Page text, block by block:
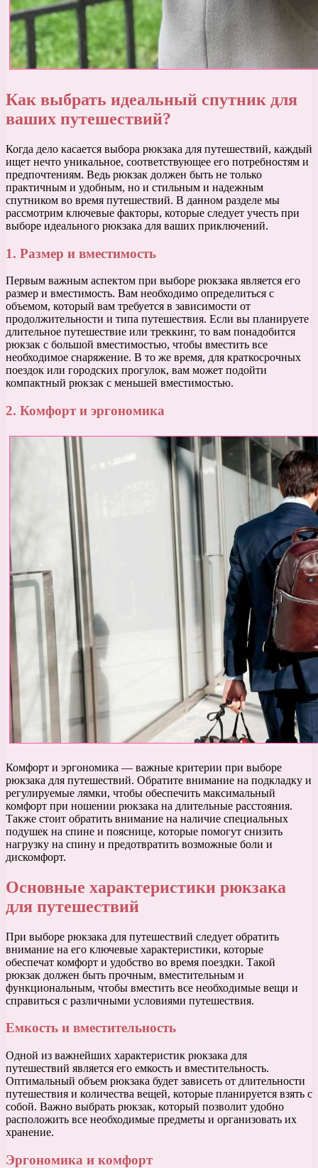
Как выбрать идеальный спутник для
ваших путешествий?
Когда дело касается выбора рюкзака для путешествий, каждый
ищет нечто уникальное, соответствующее его потребностям и
предпочтениям. Ведь рюкзак должен быть не только
практичным и удобным, но и стильным и надежным
спутником во время путешествий. В данном разделе мы
рассмотрим ключевые факторы, которые следует учесть при
выборе идеального рюкзака для ваших приключений.
1. Размер и вместимость
Первым важным аспектом при выборе рюкзака является его
размер и вместимость. Вам необходимо определиться с
объемом, который вам требуется в зависимости от
продолжительности и типа путешествия. Если вы планируете
длительное путешествие или треккинг, то вам понадобится
рюкзак с большой вместимостью, чтобы вместить все
необходимое снаряжение. В то же время, для краткосрочных
поездок или городских прогулок, вам может подойти
компактный рюкзак с меньшей вместимостью.
2. Комфорт и эргономика
Комфорт и эргономика — важные критерии при выборе
рюкзака для путешествий. Обратите внимание на подкладку и
регулируемые лямки, чтобы обеспечить максимальный
комфорт при ношении рюкзака на длительные расстояния.
Также стоит обратить внимание на наличие специальных
подушек на спине и пояснице, которые помогут снизить
нагрузку на спину и предотвратить возможные боли и
дискомфорт.
Основные характеристики рюкзака
для путешествий
При выборе рюкзака для путешествий следует обратить
внимание на его ключевые характеристики, которые
обеспечат комфорт и удобство во время поездки. Такой
рюкзак должен быть прочным, вместительным и
функциональным, чтобы вместить все необходимые вещи и
справиться с различными условиями путешествия.
Емкость и вместительность
Одной из важнейших характеристик рюкзака для
путешествий является его емкость и вместительность.
Оптимальный объем рюкзака будет зависеть от длительности
путешествия и количества вещей, которые планируется взять с
собой. Важно выбрать рюкзак, который позволит удобно
расположить все необходимые предметы и организовать их
хранение.
Эргономика и комфорт